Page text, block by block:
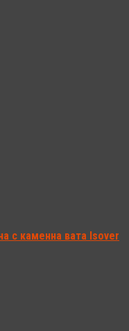
с каменна вата Isover